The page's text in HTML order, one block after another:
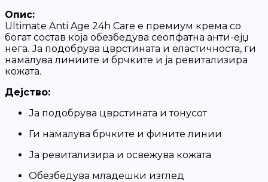
Опис:
Ultimate Anti Age 24h Care е премиум крема со
богат состав која обезбедува сеопфатна анти-ејџ
нега. Ја подобрува цврстината и еластичноста, ги
намалува линиите и брчките и ја ревитализира
кожата.
Дејство:
Ја подобрува цврстината и тонусот
Ги намалува брчките и фините линии
Ја ревитализира и освежува кожата
Обезбедува младешки изглед